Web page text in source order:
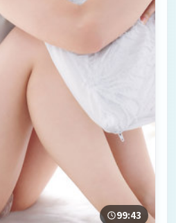
99:43